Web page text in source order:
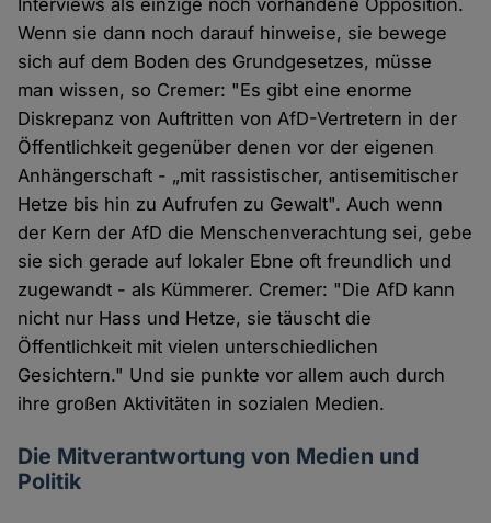
Interviews als einzige noch vorhandene Opposition.
Wenn sie dann noch darauf hinweise, sie bewege
sich auf dem Boden des Grundgesetzes, müsse
man wissen, so Cremer: "Es gibt eine enorme
Diskrepanz von Auftritten von AfD-Vertretern in der
Öffentlichkeit gegenüber denen vor der eigenen
Anhängerschaft - „mit rassistischer, antisemitischer
Hetze bis hin zu Aufrufen zu Gewalt". Auch wenn
der Kern der AfD die Menschenverachtung sei, gebe
sie sich gerade auf lokaler Ebne oft freundlich und
zugewandt - als Kümmerer. Cremer: "Die AfD kann
nicht nur Hass und Hetze, sie täuscht die
Öffentlichkeit mit vielen unterschiedlichen
Gesichtern." Und sie punkte vor allem auch durch
ihre großen Aktivitäten in sozialen Medien.
Die Mitverantwortung von Medien und
Politik